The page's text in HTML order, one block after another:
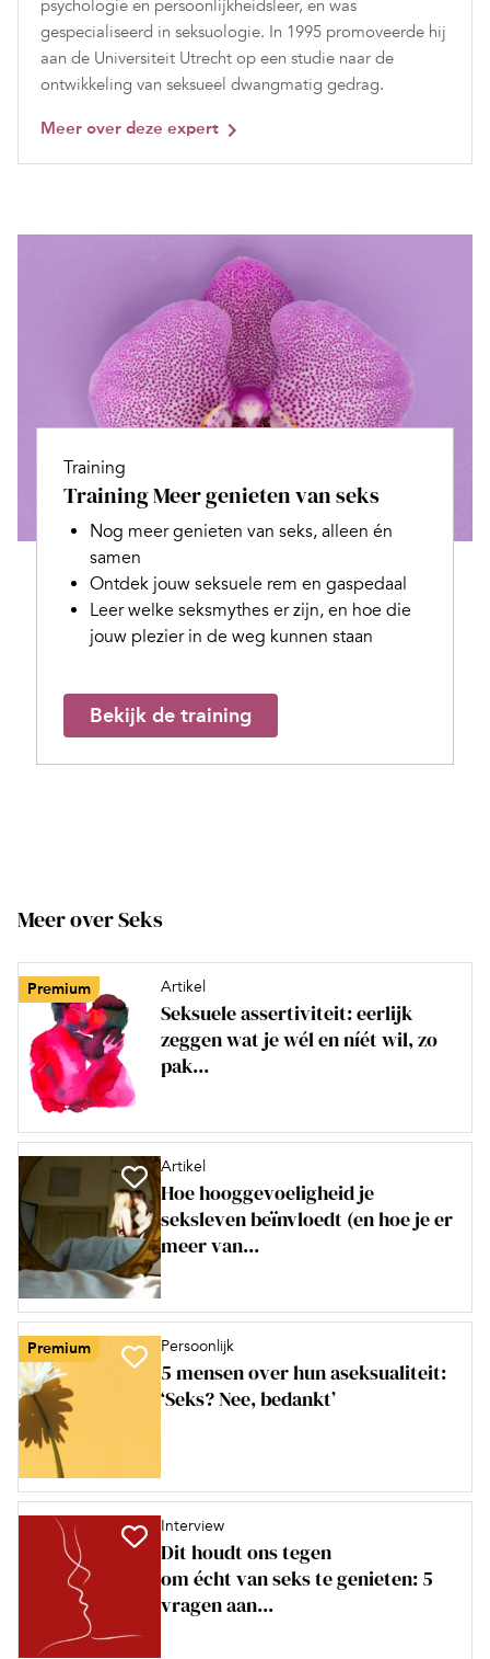
psychologie en persoonlijkheidsleer, en was
gespecialiseerd in seksuologie. In 1995 promoveerde hij
aan de Universiteit Utrecht op een studie naar de
ontwikkeling van seksueel dwangmatig gedrag.
Meer over deze expert
Training
Training Meer genieten van seks
Nog meer genieten van seks, alleen én
samen
Ontdek jouw seksuele rem en gaspedaal
Leer welke seksmythes er zijn, en hoe die
jouw plezier in de weg kunnen staan
Bekijk de training
Meer over Seks
Premium Artikel
Seksuele assertiviteit: eerlijk
zeggen wat je wél en níét wil, zo
pak...
Artikel
Hoe hooggevoeligheid je
seksleven beïnvloedt (en hoe je er
meer van...
Premium Persoonlijk
5 mensen over hun aseksualiteit:
‘Seks? Nee, bedankt’
Interview
Dit houdt ons tegen
om écht van seks te genieten: 5
vragen aan...